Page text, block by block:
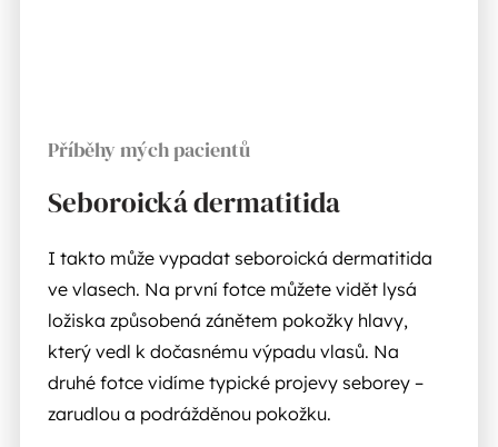
Příběhy mých pacientů
Seboroická dermatitida
I takto může vypadat seboroická dermatitida
ve vlasech. Na první fotce můžete vidět lysá
ložiska způsobená zánětem pokožky hlavy,
který vedl k dočasnému výpadu vlasů. Na
druhé fotce vidíme typické projevy seborey –
zarudlou a podrážděnou pokožku.